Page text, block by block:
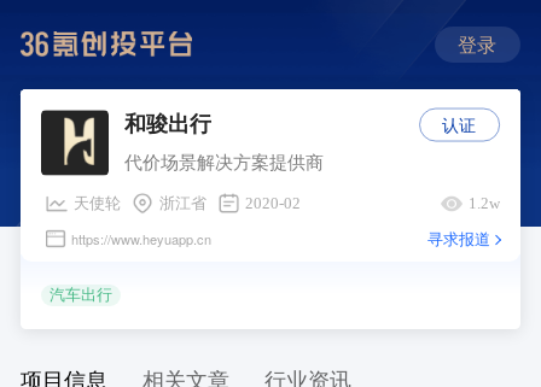
登录
和骏出行
代价场景解决方案提供商
天使轮 浙江省 2020-02 1.2w
https://www.heyuapp.cn 寻求报道
汽车出行
认证
项目信息 相关文章 行业资讯